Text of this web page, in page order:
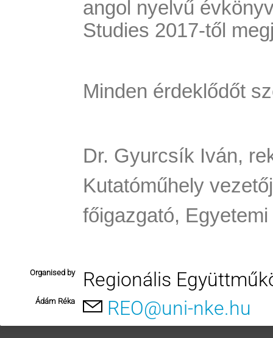
angol nyelvű
Studies 2017-től
Minden érdeklődőt
Dr. Gyurcsík Iván,
Kutatóműhely
főigazgató,
Organised by Regionális
Ádám Réka REO@uni-nke.hu